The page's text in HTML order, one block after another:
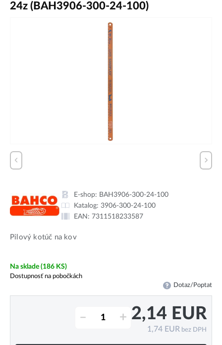
24z (BAH3906-300-24-100)
E-shop: BAH3906-300-24-100
Katalog: 3906-300-24-100
EAN: 7311518233587
Pilový kotúč na kov
Na sklade (186 KS)
Dostupnosť na pobočkách
Dotaz/Poptat
– + 2,14 EUR
1,74 EUR bez DPH